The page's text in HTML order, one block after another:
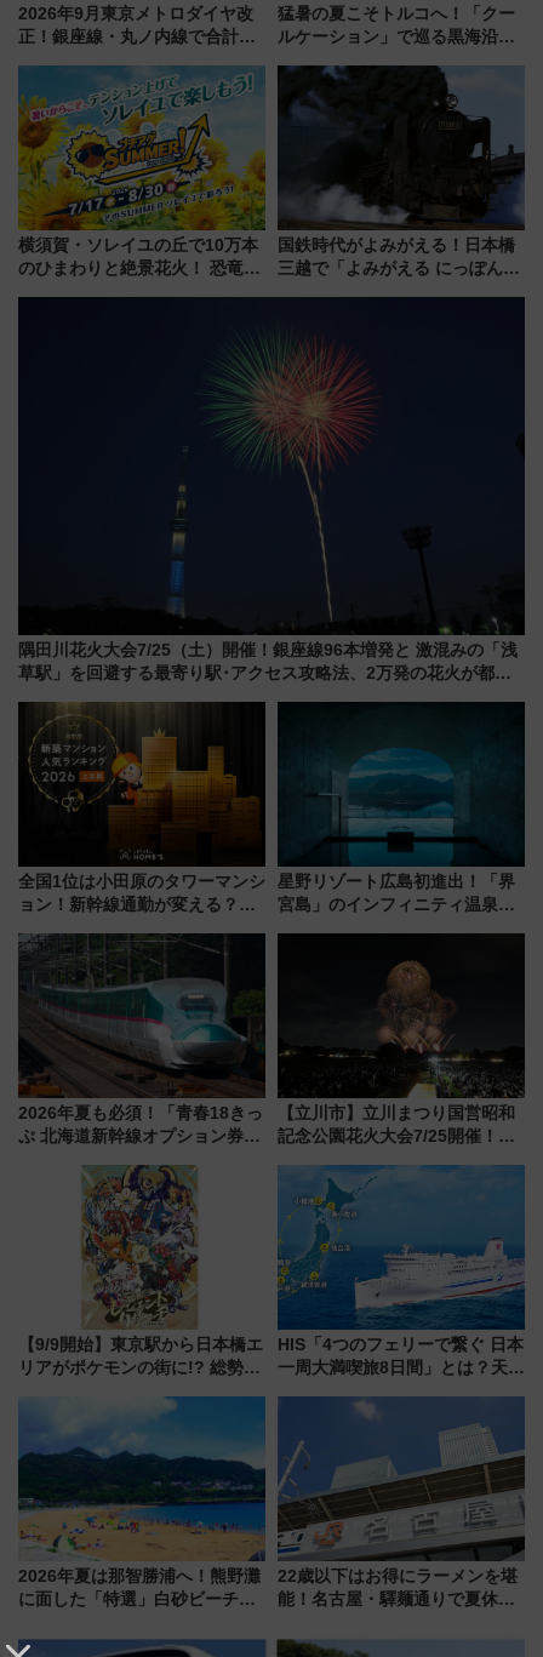
2026年9月東京メトロダイヤ改
正！銀座線・丸ノ内線で合計
猛暑の夏こそトルコへ！「クー
ルケーション」で巡る黒海沿岸
連検索数が前年比237％増、ナ
ショジオも認める『2026年に訪
れるべき世界の旅先』
横須賀・ソレイユの丘で10万本
のひまわりと絶景花火！ 恐竜や
国鉄時代がよみがえる！日本橋
三越で「よみがえる にっぽんの
同時開催！
隅田川花火大会7/25（土）開催！銀座線96本増発と 激混みの「浅
草駅」を回避する最寄り駅･アクセス攻略法、2万発の花火が都心
全国1位は小田原のタワーマンシ
ョン！新幹線通勤が変える？
【新築マンション人気ランキン
グ】
星野リゾート広島初進出！「界
宮島」のインフィニティ温泉と
年7月23日開業）
2026年夏も必須！「青春18きっ
ぷ 北海道新幹線オプション券」
【立川市】立川まつり国営昭和
記念公園花火大会7/25開催！
混雑に要注意、その理由は
【9/9開始】東京駅から日本橋エ
リアがポケモンの街に!? 総勢
リサーチ」本格謎解き・グッズ
情報まとめ
HIS「4つのフェリーで繋ぐ 日本
一周大満喫旅8日間」とは？天橋
の絶景＆限定グルメを網羅！煩
雑な手続きも不要でお手軽に楽
しめるプランが登場
2026年夏は那智勝浦へ！熊野灘
に面した「特選」白砂ビーチは
会」は8月11日開催！
22歳以下はお得にラーメンを堪
能！名古屋・驛麺通りで夏休み
よりスタート